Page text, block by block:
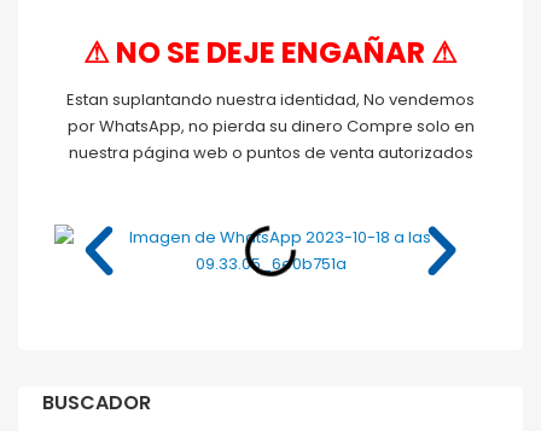
⚠ NO SE DEJE ENGAÑAR ⚠
Estan suplantando nuestra identidad, No vendemos
por WhatsApp, no pierda su dinero Compre solo en
nuestra página web o puntos de venta autorizados
BUSCADOR